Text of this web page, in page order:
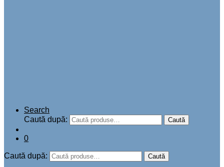
Search
Caută după:
Caută
0
Caută după: Caută